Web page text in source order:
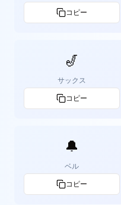
コピー
🎷
サックス
コピー
🔔
ベル
コピー